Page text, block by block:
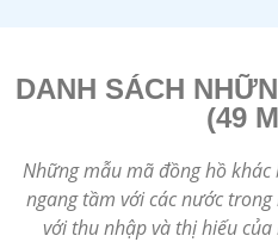
DANH SÁCH
(49
Những mẫu mã đồng hồ
ngang tầm với các nước
với thu nhập và thị hiếu